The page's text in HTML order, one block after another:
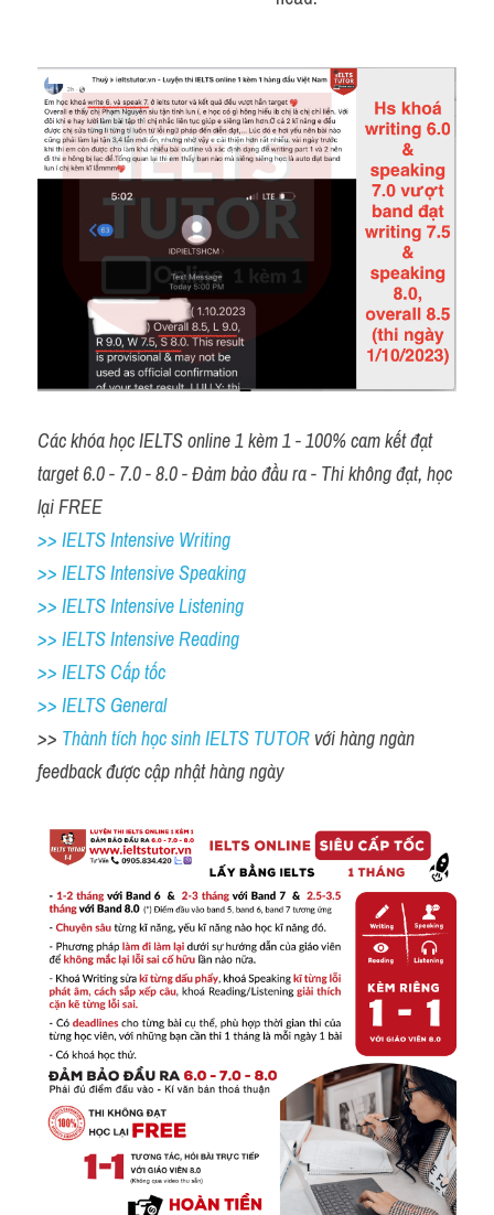
Các khóa học IELTS online 1 kèm 1 - 100% cam kết đạt
target 6.0 - 7.0 - 8.0 - Đảm bảo đầu ra - Thi không đạt, học
lại FREE
>> IELTS Intensive Writing
>> IELTS Intensive Speaking
>> IELTS Intensive Listening
>> IELTS Intensive Reading
>> IELTS Cấp tốc
>> IELTS General
>> Thành tích học sinh IELTS TUTOR với hàng ngàn
feedback được cập nhật hàng ngày